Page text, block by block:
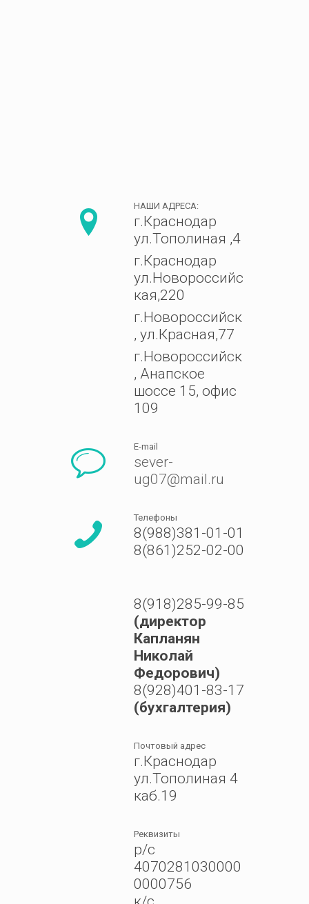
НАШИ АДРЕСА:
г.Краснодар
ул.Тополиная ,4
г.Краснодар
ул.Новороссийс
кая,220
г.Новороссийск
, ул.Красная,77
г.Новороссийск
, Анапское
шоссе 15, офис
109
E-mail
sever-
ug07@mail.ru
Телефоны
8(988)381-01-01
8(861)252-02-00
8(918)285-99-85
(директор
Капланян
Николай
Федорович)
8(928)401-83-17
(бухгалтерия)
Почтовый адрес
г.Краснодар
ул.Тополиная 4
каб.19
Реквизиты
р/с
4070281030000
0000756